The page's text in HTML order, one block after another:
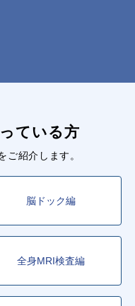
ている方
ご紹介します。
脳ドック編
全身MRI検査編